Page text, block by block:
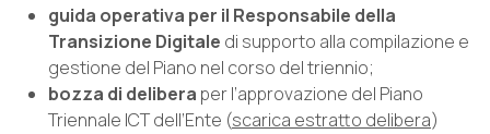
guida operativa per il Responsabile della
Transizione Digitale di supporto alla compilazione e
gestione del Piano nel corso del triennio;
bozza di delibera per l’approvazione del Piano
Triennale ICT dell’Ente (scarica estratto delibera)